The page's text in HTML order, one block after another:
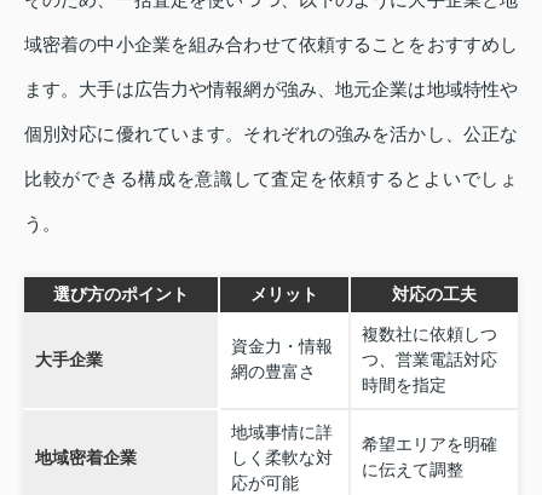
域密着の中小企業を組み合わせて依頼することをおすすめし
ます。大手は広告力や情報網が強み、地元企業は地域特性や
個別対応に優れています。それぞれの強みを活かし、公正な
比較ができる構成を意識して査定を依頼するとよいでしょ
う。
選び方のポイント メリット 対応の工夫
大手企業
資金力・情報
網の豊富さ
複数社に依頼しつ
つ、営業電話対応
時間を指定
地域密着企業
地域事情に詳
しく柔軟な対
応が可能
希望エリアを明確
に伝えて調整